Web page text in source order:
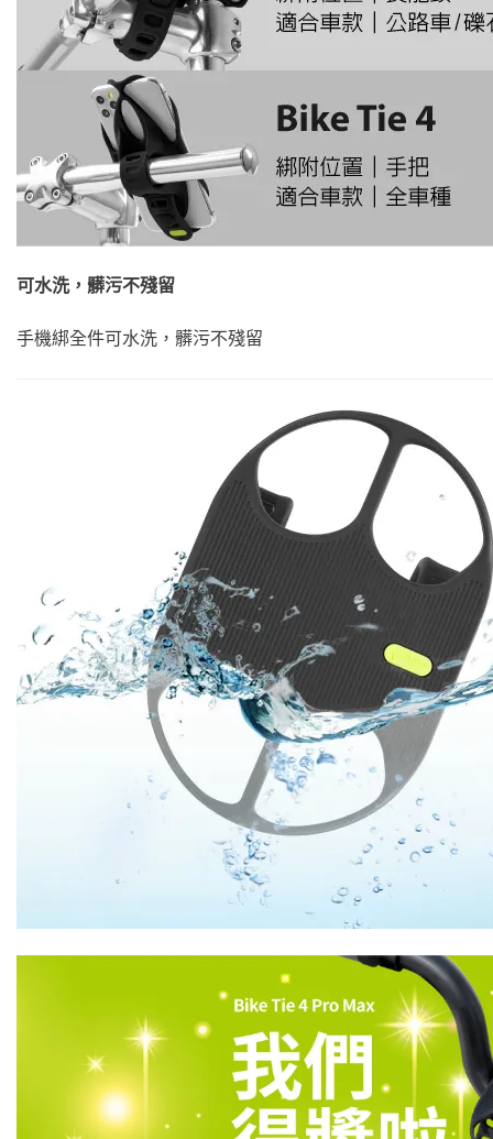
可水洗，髒污不殘留
手機綁全件可水洗，髒污不殘留